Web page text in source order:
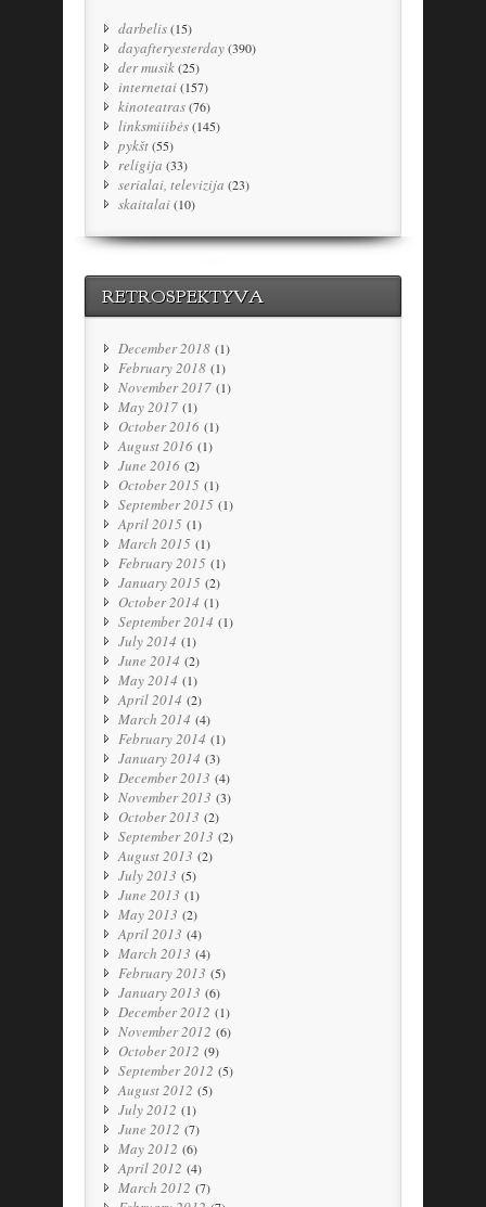
darbelis(15)
dayafteryesterday(390)
der musik(25)
internetai(157)
kinoteatras(76)
linksmiiibės(145)
pykšt(55)
religija (33)
serialai, televizija (23)
skaitalai(10)
RETROSPEKTYVA
December 2018 (1)
February 2018 (1)
November 2017 (1)
May 2017 (1)
October 2016 (1)
August 2016 (1)
June 2016 (2)
October 2015 (1)
September 2015 (1)
April 2015 (1)
March 2015 (1)
February 2015 (1)
January 2015 (2)
October 2014 (1)
September 2014 (1)
July 2014 (1)
June 2014 (2)
May 2014 (1)
April 2014 (2)
March 2014 (4)
February 2014 (1)
January 2014 (3)
December 2013 (4)
November 2013 (3)
October 2013 (2)
September 2013 (2)
August 2013 (2)
July 2013 (5)
June 2013 (1)
May 2013 (2)
April 2013 (4)
March 2013 (4)
February 2013 (5)
January 2013 (6)
December 2012 (1)
November 2012 (6)
October 2012 (9)
September 2012 (5)
August 2012 (5)
July 2012 (1)
June 2012 (7)
May 2012 (6)
April 2012 (4)
March 2012 (7)